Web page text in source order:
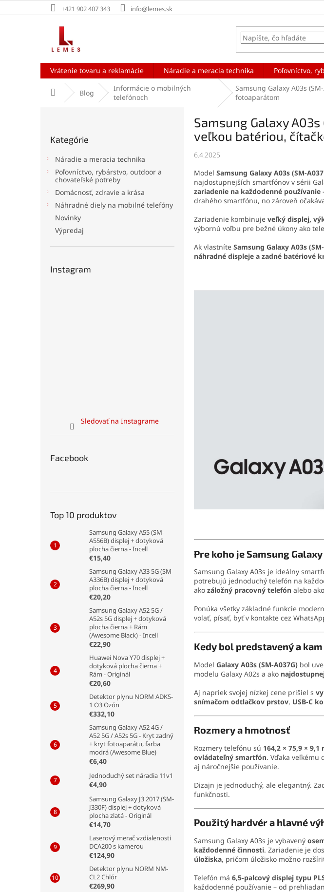
na
+421 902 407 343 info@lemes.sk
Vrátenie tovaru a reklamácie Náradie a meracia technika Poľovníctvo,
DomovBlog
Informácie o mobilných
telefónoch
Samsung Galaxy A03s
fotoaparátom
kategórie
Kategórie
Náradie a meracia technika
Poľovníctvo, rybárstvo, outdoor a
chovateľské potreby
Domácnosť, zdravie a krása
Náhradné diely na mobilné telefóny
Novinky
Výpredaj
Instagram
Sledovať na Instagrame
Facebook
Top 10 produktov
Samsung Galaxy A55 (SM-
A556B) displej + dotyková
plocha čierna - Incell
€15,40
Samsung Galaxy A33 5G (SM-
A336B) displej + dotyková
plocha čierna - Incell
€20,20
Samsung Galaxy A52 5G /
A52s 5G displej + dotyková
plocha čierna + Rám
(Awesome Black) - Incell
€22,90
Huawei Nova Y70 displej +
dotyková plocha čierna +
Rám - Originál
€20,60
Detektor plynu NORM ADKS-
1 O3 Ozón
€332,10
Samsung Galaxy A52 4G /
A52 5G / A52s 5G - Kryt zadný
+ kryt fotoaparátu, farba
modrá (Awesome Blue)
€6,40
Jednoduchý set náradia 11v1
€4,90
Samsung Galaxy J3 2017 (SM-
J330F) displej + dotyková
plocha zlatá - Originál
€14,70
Laserový merač vzdialenosti
DCA200 s kamerou
€124,90
Detektor plynu NORM NM-
CL2 Chlór
€269,90
Samsung Galaxy
veľkou batériou,
6.4.2025
Model Samsung Galaxy A03s (SM-
najdostupnejších smartfónov v sérii
zariadenie na každodenné používanie
drahého smartfónu, no zároveň
Zariadenie kombinuje veľký displej,
výbornú voľbu pre bežné úkony ako
Ak vlastníte Samsung Galaxy A03s
náhradné displeje a zadné batériové
Pre koho je Samsung
Samsung Galaxy A03s je ideálny
potrebujú jednoduchý telefón na
ako záložný pracovný telefón alebo ako
Ponúka všetky základné funkcie
volať, písať, byť v kontakte cez
Kedy bol predstavený a
Model Galaxy A03s (SM-A037G) bol
modelu Galaxy A02s a ako
Aj napriek svojej nízkej cene prišiel s
snímačom odtlačkov prstov, USB-C
Rozmery a hmotnosť
Rozmery telefónu sú 164,2 × 75,9 × 9,1
ovládateľný smartfón. Vďaka
aj náročnejšie používanie.
Dizajn je jednoduchý, ale elegantný.
funkčnosti.
Použitý hardvér a hlavné
Samsung Galaxy A03s je vybavený
každodenné činnosti. Zariadenie je
úložiska, pričom úložisko možno
Telefón má 6,5-palcový displej typu
každodenné používanie – od